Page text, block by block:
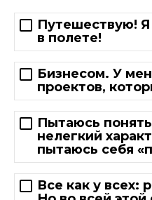
Путешествую! Я
в полете!
Бизнесом. У
проектов,
Пытаюсь
нелегкий
пытаюсь себя
Все как у всех: